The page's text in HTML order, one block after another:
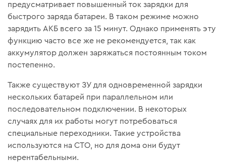
предусматривает повышенный ток зарядки для
быстрого заряда батареи. В таком режиме можно
зарядить АКБ всего за 15 минут. Однако применять эту
функцию часто все же не рекомендуется, так как
аккумулятор должен заряжаться постоянным током
постепенно.
Также существуют ЗУ для одновременной зарядки
нескольких батарей при параллельном или
последовательном подключении. В некоторых
случаях для их работы могут потребоваться
специальные переходники. Такие устройства
используются на СТО, но для дома они будут
нерентабельными.